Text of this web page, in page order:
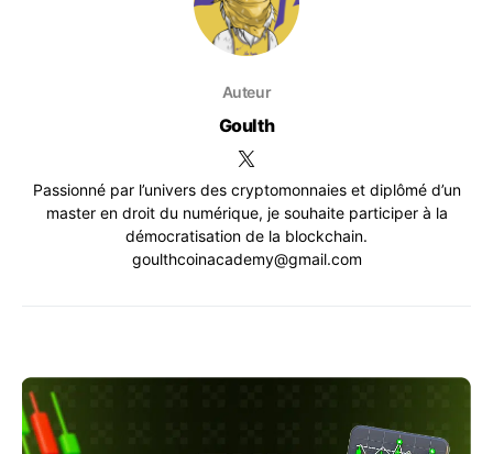
Auteur
Goulth
Passionné par l’univers des cryptomonnaies et diplômé d’un
master en droit du numérique, je souhaite participer à la
démocratisation de la blockchain.
goulthcoinacademy@gmail.com